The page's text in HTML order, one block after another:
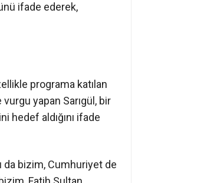
ifade ederek,
programa katılan
yapan Sarıgül, bir
hedef aldığını ifade
da bizim, Cumhuriyet de